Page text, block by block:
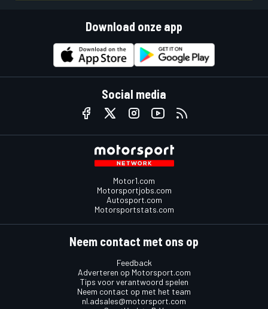
Download onze app
Social media
Motor1.com
Motorsportjobs.com
Autosport.com
Motorsportstats.com
Neem contact met ons op
Feedback
Adverteren op Motorsport.com
Tips voor verantwoord spelen
Neem contact op met het team
nl.adsales@motorsport.com